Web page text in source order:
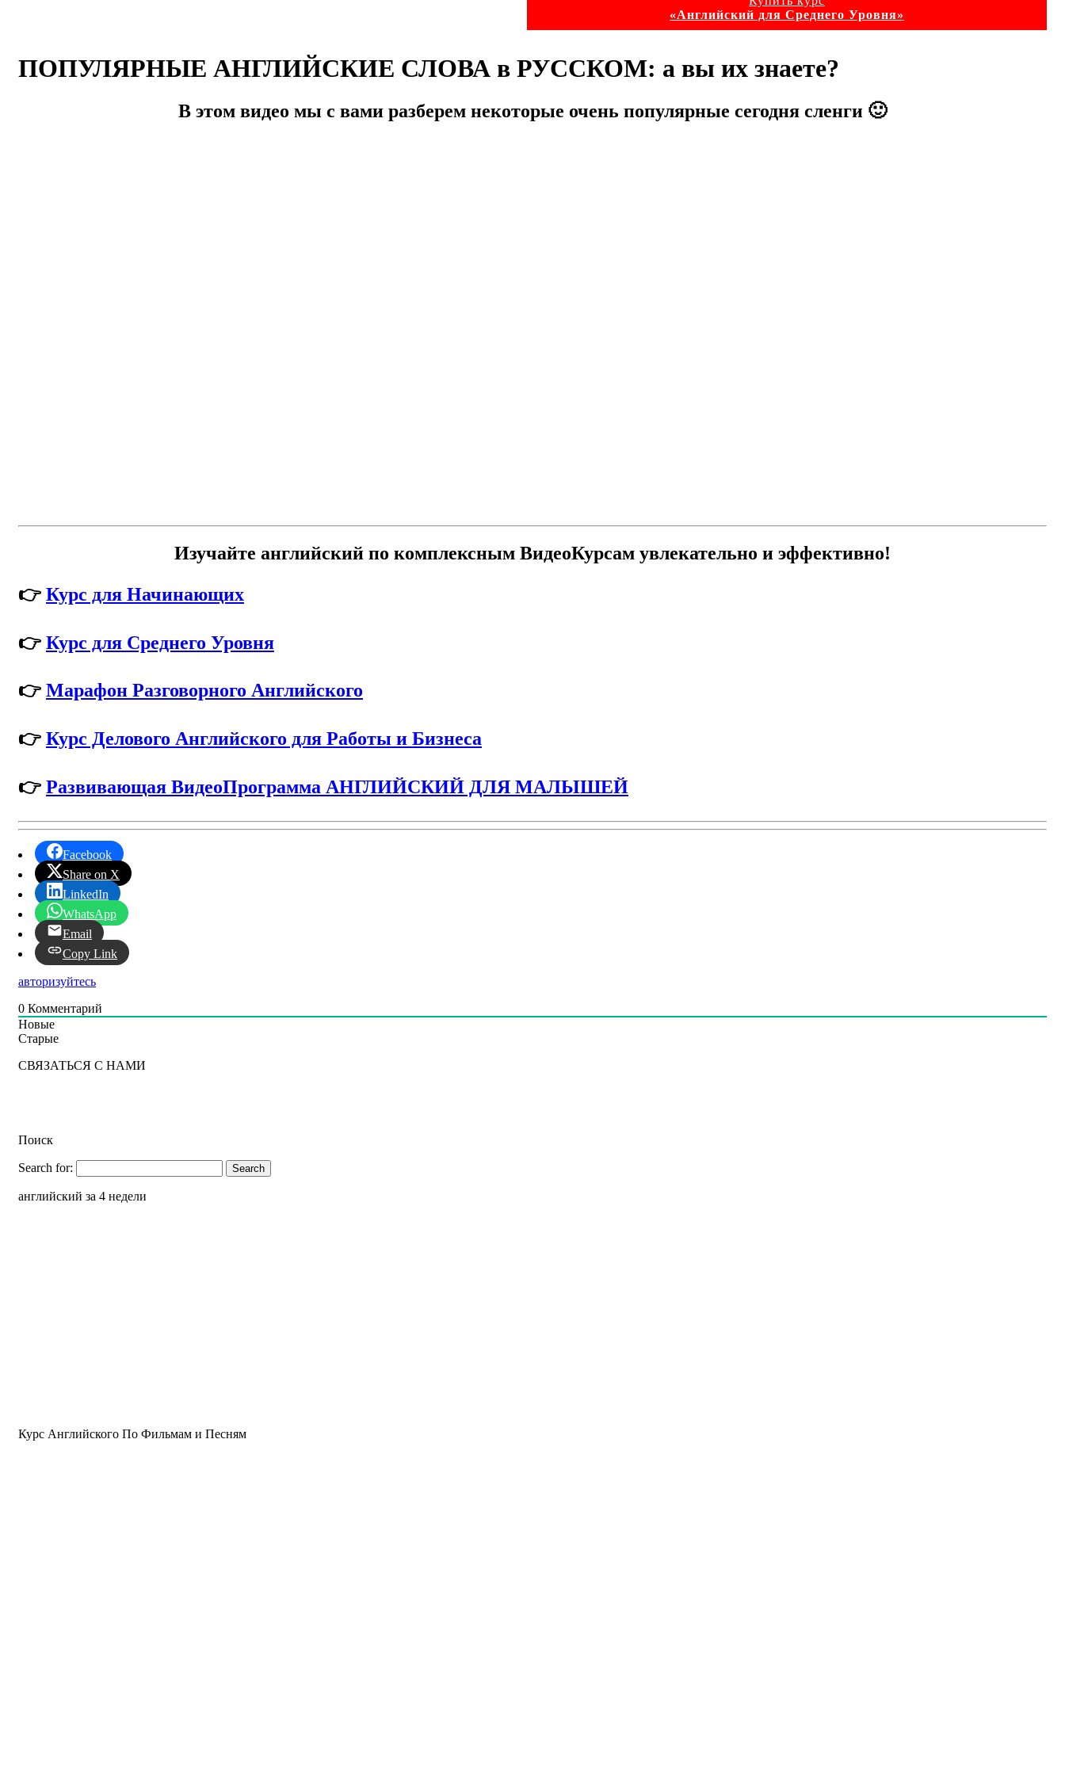
«Английский для Среднего Уровня»
ПОПУЛЯРНЫЕ АНГЛИЙСКИЕ СЛОВА в РУССКОМ: а вы их знаете?
В этом видео мы с вами разберем некоторые очень популярные сегодня сленги 🙂
Изучайте английский по комплексным ВидеоКурсам увлекательно и эффективно!
👉 Курс для Начинающих
👉 Курс для Среднего Уровня
👉 Марафон Разговорного Английского
👉 Курс Делового Английского для Работы и Бизнеса
👉 Развивающая ВидеоПрограмма АНГЛИЙСКИЙ ДЛЯ МАЛЫШЕЙ
Facebook
Share on X
LinkedIn
WhatsApp
Email
Copy Link
авторизуйтесь
0 Комментарий
Новые
Старые
СВЯЗАТЬСЯ С НАМИ
Поиск
Search for:
английский за 4 недели
Курс Английского По Фильмам и Песням